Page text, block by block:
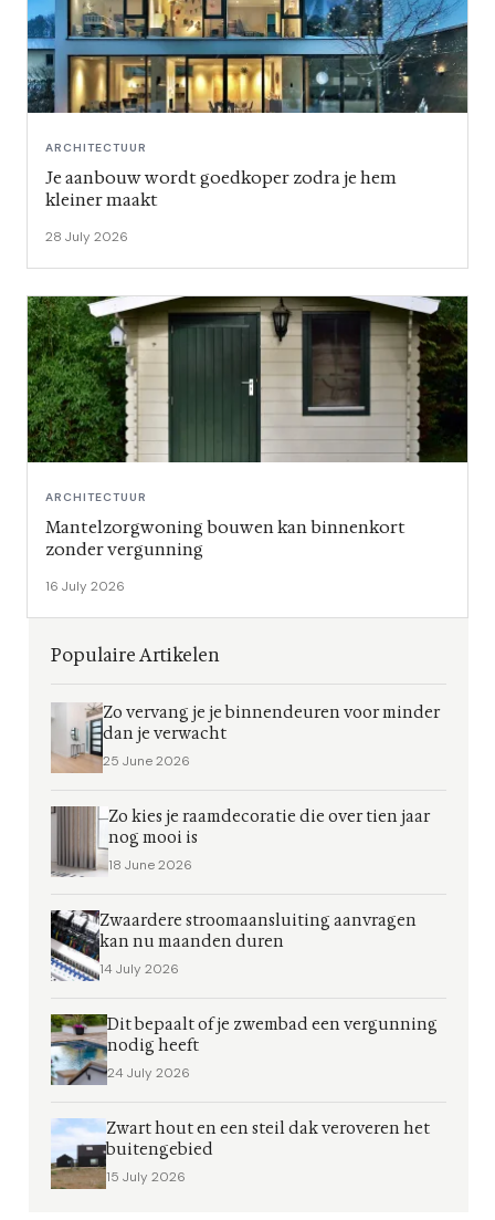
ARCHITECTUUR
Je aanbouw wordt goedkoper zodra je hem
kleiner maakt
28 July 2026
ARCHITECTUUR
Mantelzorgwoning bouwen kan binnenkort
zonder vergunning
16 July 2026
Populaire Artikelen
Zo vervang je je binnendeuren voor minder
dan je verwacht
25 June 2026
Zo kies je raamdecoratie die over tien jaar
nog mooi is
18 June 2026
Zwaardere stroomaansluiting aanvragen
kan nu maanden duren
14 July 2026
Dit bepaalt of je zwembad een vergunning
nodig heeft
24 July 2026
Zwart hout en een steil dak veroveren het
buitengebied
15 July 2026